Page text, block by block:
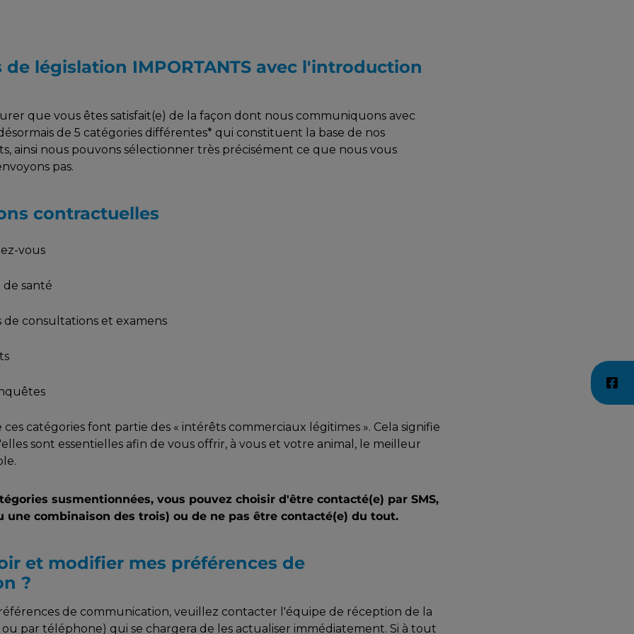
législation IMPORTANTS avec l'introduction
que vous êtes satisfait(e) de la façon dont nous communiquons avec
de 5 catégories différentes* qui constituent la base de nos
ainsi nous pouvons sélectionner très précisément ce que nous vous
pas.
contractuelles
vous
de santé
consultations et examens
catégories font partie des « intérêts commerciaux légitimes ». Cela signifie
sont essentielles afin de vous offrir, à vous et votre animal, le meilleur
susmentionnées, vous pouvez choisir d'être contacté(e) par SMS,
une combinaison des trois) ou de ne pas être contacté(e) du tout.
et modifier mes préférences de
?
de communication, veuillez contacter l'équipe de réception de la
par téléphone) qui se chargera de les actualiser immédiatement. Si à tout